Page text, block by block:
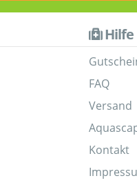
Hilfe
FAQ
Versand
Kontakt